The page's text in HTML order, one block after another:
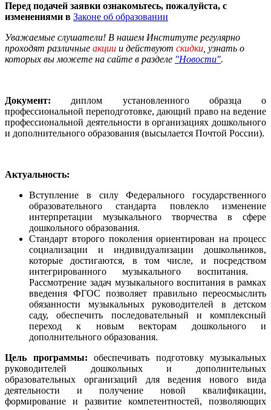
Перед подачей заявки ознакомьтесь, пожалуйста, с
изменениями в Законе об образовании
Уважаемые слушатели! В нашем Институте регулярно
проходят различные акции и действуют скидки , узнать о
которых вы можете на сайте в разделе "Новости".
Документ: диплом установленного образца о
профессиональной переподготовке, дающий право на ведение
профессиональной деятельности в организациях дошкольного
и дополнительного образования (высылается Почтой России).
Актуальность:
Вступление в силу Федерального государственного
образовательного стандарта повлекло изменение
интерпретации музыкального творчества в сфере
дошкольного образования.
Стандарт второго поколения ориентирован на процесс
социализации и индивидуализации дошкольников,
которые достигаются, в том числе, и посредством
интегрированного музыкального воспитания.
Рассмотрение задач музыкального воспитания в рамках
введения ФГОС позволяет правильно переосмыслить
обязанности музыкальных руководителей в детском
саду, обеспечить последовательный и комплексный
переход к новым векторам дошкольного и
дополнительного образования.
Цель программы: обеспечивать подготовку музыкальных
руководителей дошкольных и дополнительных
образовательных организаций для ведения нового вида
деятельности и получение новой квалификации,
формирование и развитие компетентностей, позволяющих